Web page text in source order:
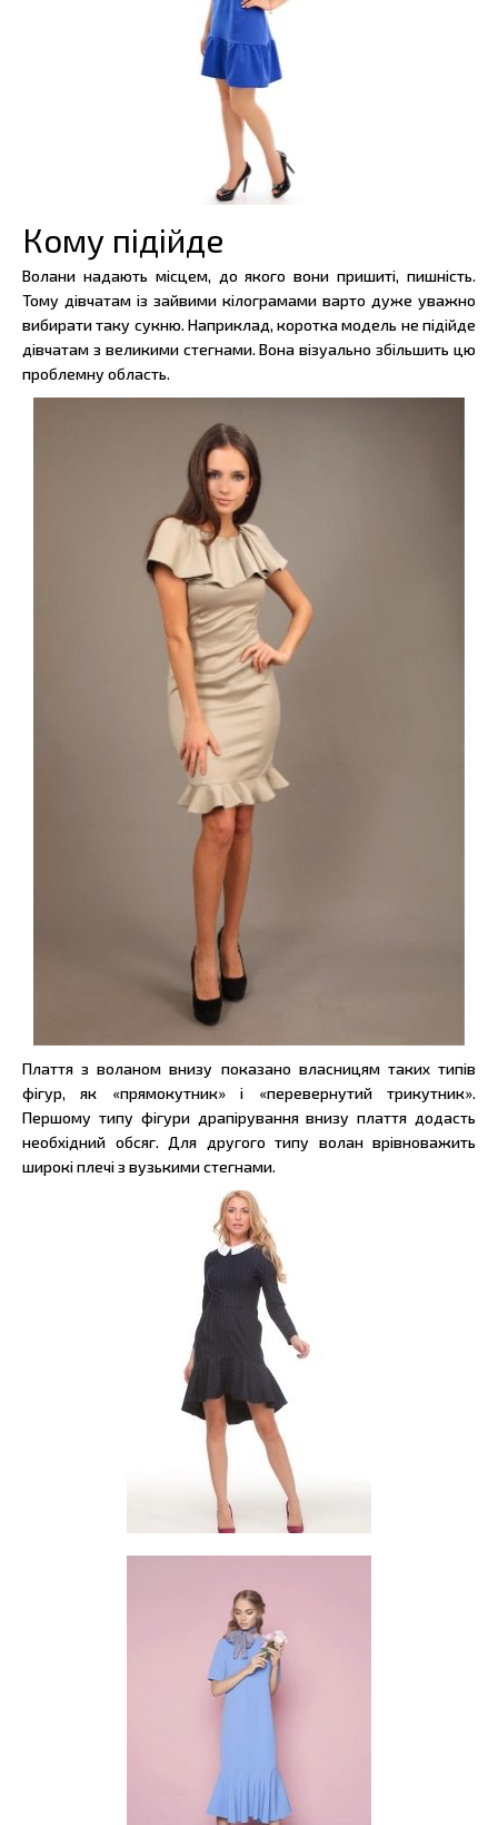
Кому підійде
Волани надають місцем, до якого вони пришиті, пишність.
Тому дівчатам із зайвими кілограмами варто дуже уважно
вибирати таку сукню. Наприклад, коротка модель не підійде
дівчатам з великими стегнами. Вона візуально збільшить цю
проблемну область.
Плаття з воланом внизу показано власницям таких типів
фігур, як «прямокутник» і «перевернутий трикутник».
Першому типу фігури драпірування внизу плаття додасть
необхідний обсяг. Для другого типу волан врівноважить
широкі плечі з вузькими стегнами.